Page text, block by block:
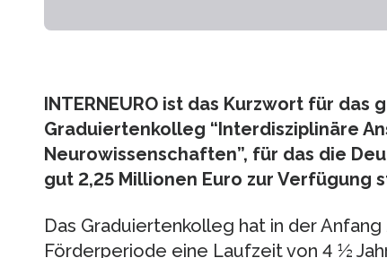
INTERNEURO ist das Kurzwort für das
Graduiertenkolleg “Interdisziplinäre
Neurowissenschaften”, für das die
gut 2,25 Millionen Euro zur Verfügung
Das Graduiertenkolleg hat in der
Förderperiode eine Laufzeit von 4 ½